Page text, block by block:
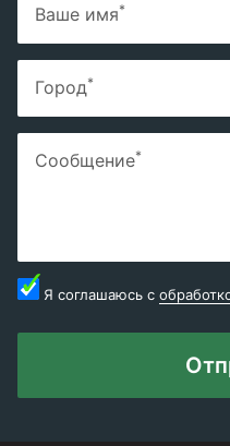
Ваше имя*
Город*
Сообщение*
Я соглашаюсь с